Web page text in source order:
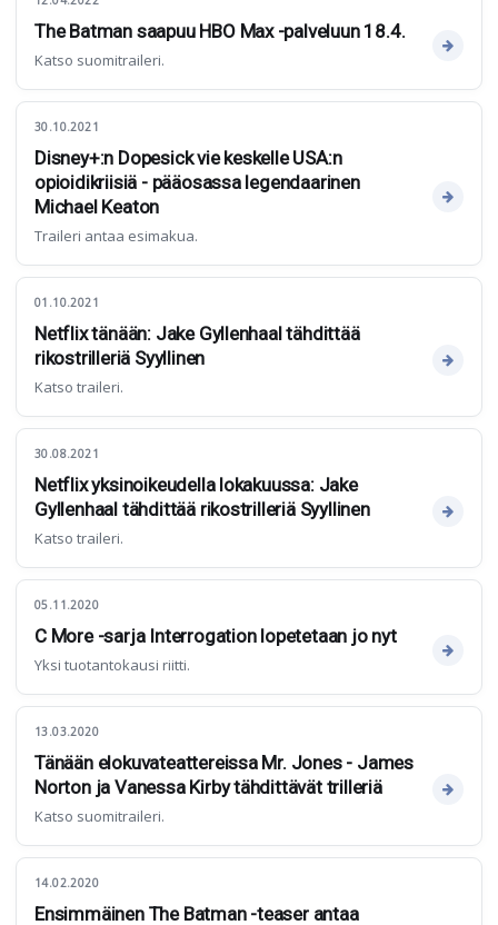
The Batman saapuu HBO Max -palveluun 18.4.
Katso suomitraileri.
30.10.2021
Disney+:n Dopesick vie keskelle USA:n
opioidikriisiä - pääosassa legendaarinen
Michael Keaton
Traileri antaa esimakua.
01.10.2021
Netflix tänään: Jake Gyllenhaal tähdittää
rikostrilleriä Syyllinen
Katso traileri.
30.08.2021
Netflix yksinoikeudella lokakuussa: Jake
Gyllenhaal tähdittää rikostrilleriä Syyllinen
Katso traileri.
05.11.2020
C More -sarja Interrogation lopetetaan jo nyt
Yksi tuotantokausi riitti.
13.03.2020
Tänään elokuvateattereissa Mr. Jones - James
Norton ja Vanessa Kirby tähdittävät trilleriä
Katso suomitraileri.
14.02.2020
Ensimmäinen The Batman -teaser antaa